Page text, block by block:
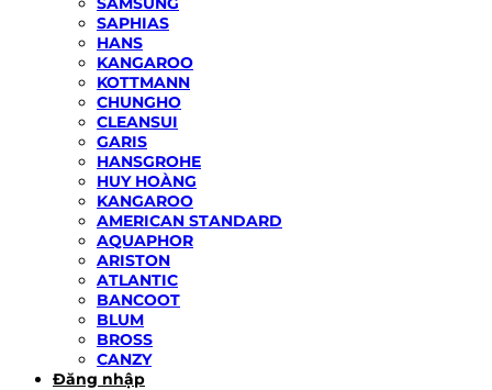
SAPHIAS
HANS
KANGAROO
KOTTMANN
CHUNGHO
CLEANSUI
GARIS
HANSGROHE
HUY HOÀNG
KANGAROO
AMERICAN STANDARD
AQUAPHOR
ARISTON
ATLANTIC
BANCOOT
BLUM
BROSS
CANZY
Đăng nhập